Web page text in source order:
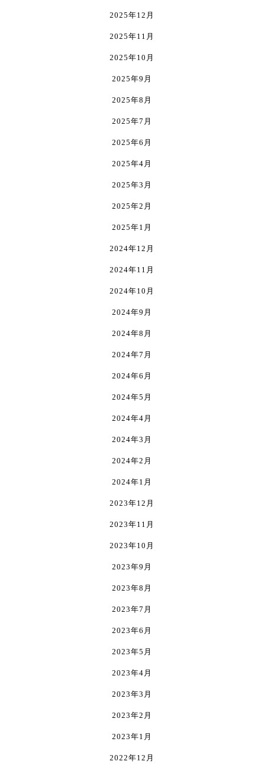
で
き
ま
2025年12月
2025年11月
2025年10月
2025年9月
2025年8月
2025年7月
2025年6月
2025年4月
2025年3月
2025年2月
2025年1月
2024年12月
2024年11月
2024年10月
2024年9月
2024年8月
2024年7月
2024年6月
2024年5月
2024年4月
2024年3月
2024年2月
2024年1月
2023年12月
2023年11月
2023年10月
2023年9月
2023年8月
2023年7月
2023年6月
2023年5月
2023年4月
2023年3月
2023年2月
2023年1月
2022年12月